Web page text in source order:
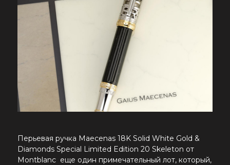
Перьевая ручка Maecenas 18K Solid White Gold &
Diamonds Special Limited Edition 20 Skeleton от
Montblanc еще один примечательный лот, который,